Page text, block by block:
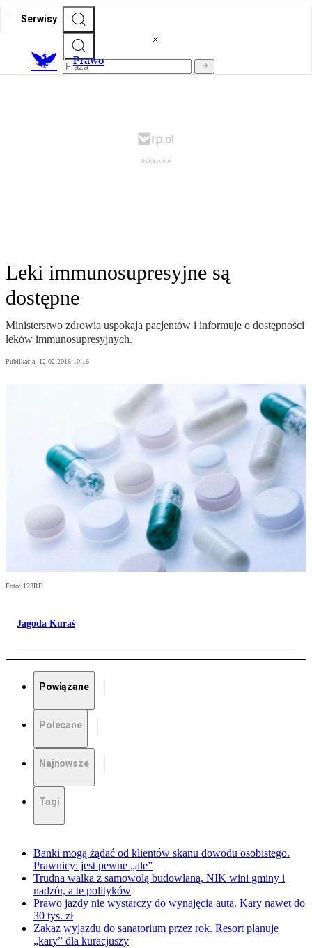
Serwisy
Prawo
Leki immunosupresyjne są
dostępne
Ministerstwo zdrowia uspokaja pacjentów i informuje o dostępności
leków immunosupresyjnych.
Publikacja: 12.02.2016 10:16
Foto: 123RF
Jagoda Kuraś
Powiązane
Polecane
Najnowsze
Tagi
Banki mogą żądać od klientów skanu dowodu osobistego.
Prawnicy: jest pewne „ale”
Trudna walka z samowolą budowlaną. NIK wini gminy i
nadzór, a te polityków
Prawo jazdy nie wystarczy do wynajęcia auta. Kary nawet do
30 tys. zł
Zakaz wyjazdu do sanatorium przez rok. Resort planuje
„kary” dla kuracjuszy